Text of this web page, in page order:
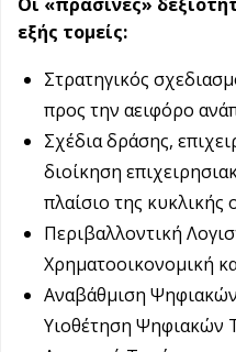
εξής τομείς:
Στρατηγικός
προς την αειφόρο
Σχέδια δράσης,
διοίκηση
πλαίσιο της κυκλικής
Περιβαλλοντική
Χρηματοοικονομική
Αναβάθμιση
Υιοθέτηση Ψηφιακών